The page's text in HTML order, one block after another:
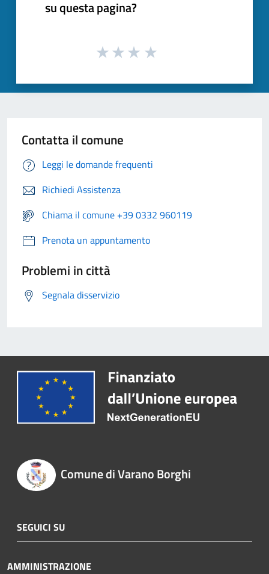
su questa pagina?
Contatta il comune
Leggi le domande frequenti
Richiedi Assistenza
Chiama il comune +39 0332 960119
Prenota un appuntamento
Problemi in città
Segnala disservizio
Comune di Varano Borghi
SEGUICI SU
AMMINISTRAZIONE